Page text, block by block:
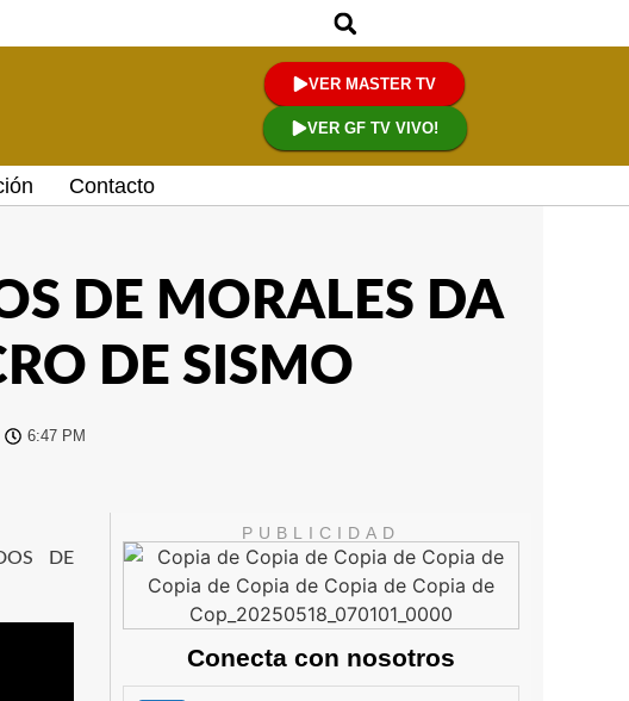
VER MASTER TV
VER GF TV VIVO!
Contacto
DE MORALES DA
DE SISMO
6:47 PM
DE
PUBLICIDAD
Conecta con nosotros